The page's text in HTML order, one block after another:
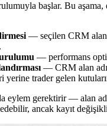
başlar. Bu
— seçilen CRM alan
— performans
— CRM alan adı
yerine trader gelen
eylem gerektirir — alan
ancak kayıt